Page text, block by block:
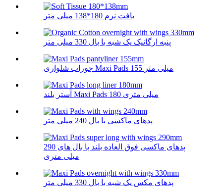
بافت نرم 180*138 میلی متر
پنبه ارگانیک یک شبه با بال 330 میلی متر
جوراب شلواری Maxi Pads 155 میلی متر
آستر بلند Maxi Pads 180 میلی متری
پدهای ماکسی با بال 240 میلی متر
پدهای ماکسی فوق العاده بلند با بال های 290
میلی متری
پدهای مکس یک شبه با بال 330 میلی متر